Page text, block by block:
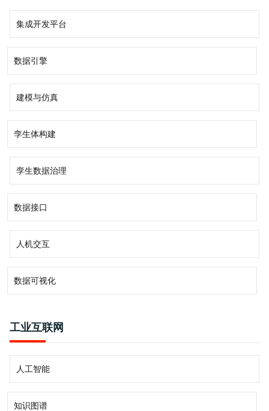
集成开发平台
数据引擎
建模与仿真
孪生体构建
孪生数据治理
数据接口
人机交互
数据可视化
工业互联网
人工智能
知识图谱